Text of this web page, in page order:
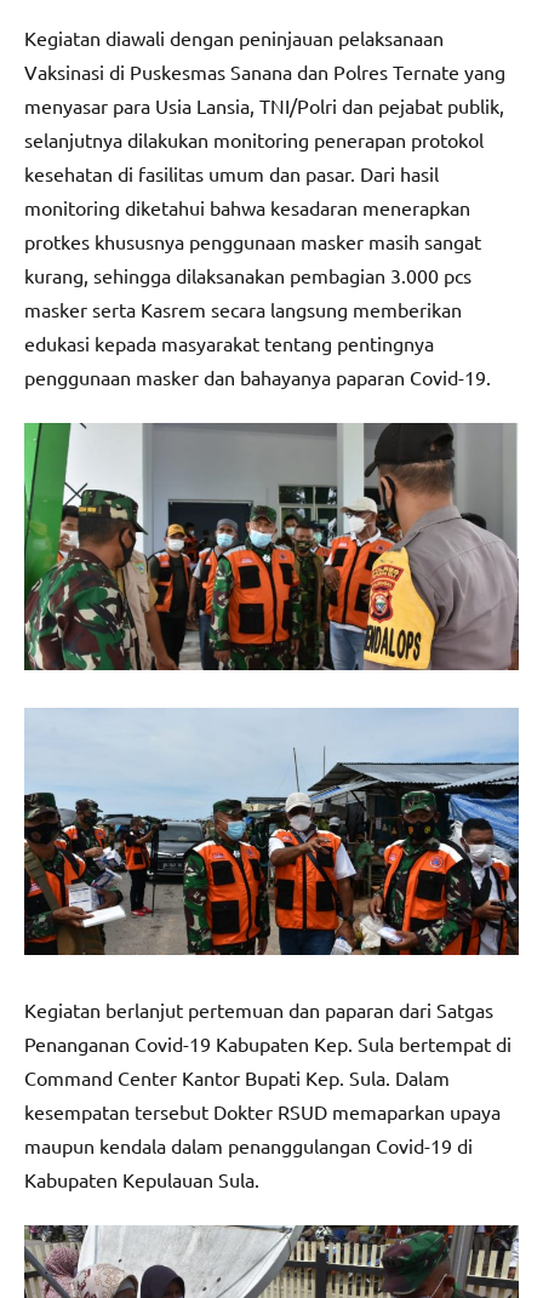
Kegiatan diawali dengan peninjauan pelaksanaan
Vaksinasi di Puskesmas Sanana dan Polres Ternate yang
menyasar para Usia Lansia, TNI/Polri dan pejabat publik,
selanjutnya dilakukan monitoring penerapan protokol
kesehatan di fasilitas umum dan pasar. Dari hasil
monitoring diketahui bahwa kesadaran menerapkan
protkes khususnya penggunaan masker masih sangat
kurang, sehingga dilaksanakan pembagian 3.000 pcs
masker serta Kasrem secara langsung memberikan
edukasi kepada masyarakat tentang pentingnya
penggunaan masker dan bahayanya paparan Covid-19.
Kegiatan berlanjut pertemuan dan paparan dari Satgas
Penanganan Covid-19 Kabupaten Kep. Sula bertempat di
Command Center Kantor Bupati Kep. Sula. Dalam
kesempatan tersebut Dokter RSUD memaparkan upaya
maupun kendala dalam penanggulangan Covid-19 di
Kabupaten Kepulauan Sula.